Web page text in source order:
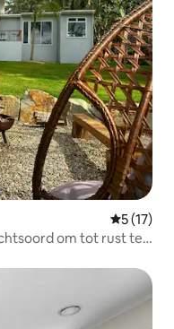
5 (17)
om tot rust te